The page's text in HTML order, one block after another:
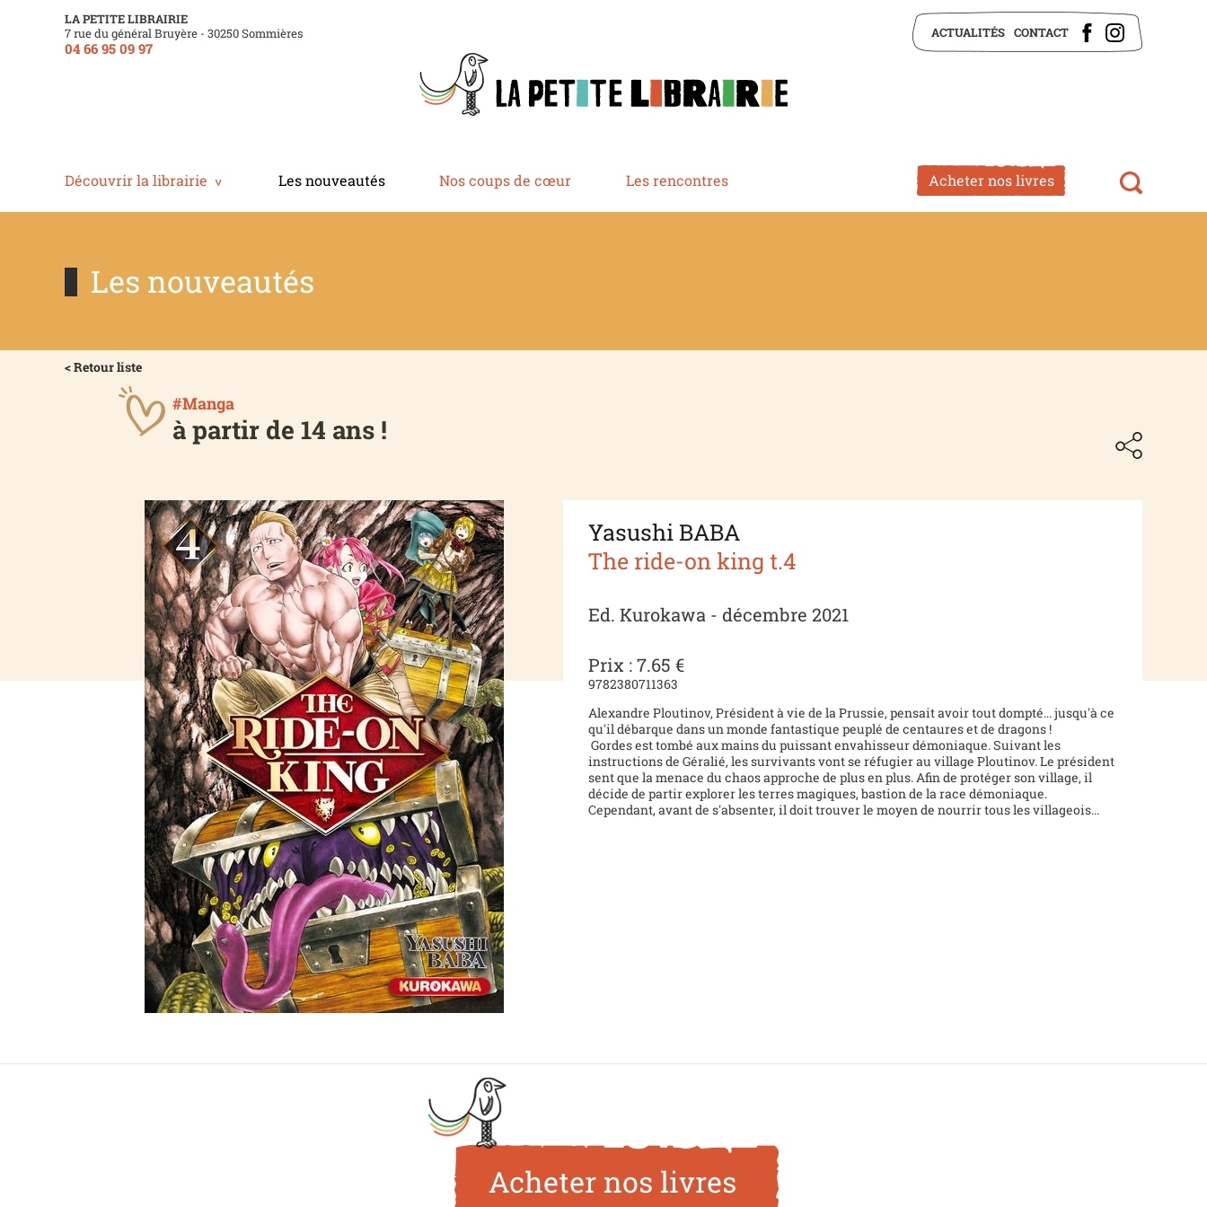
LA PETITE LIBRAIRIE
7 rue du général Bruyère - 30250 Sommières
04 66 95 09 97
ACTUALITÉS CONTACT
Découvrir la librairie Les nouveautés Nos coups de cœur Les rencontres Acheter nos livres
Les nouveautés
< Retour liste
#Manga
à partir de 14 ans !
Yasushi BABA
The ride-on king t.4
Ed. Kurokawa - décembre 2021
Prix : 7.65 €
9782380711363
Alexandre Ploutinov, Président à vie de la Prussie, pensait avoir tout dompté... jusqu'à ce
qu'il débarque dans un monde fantastique peuplé de centaures et de dragons !
Gordes est tombé aux mains du puissant envahisseur démoniaque. Suivant les
instructions de Géralié, les survivants vont se réfugier au village Ploutinov. Le président
sent que la menace du chaos approche de plus en plus. Afin de protéger son village, il
décide de partir explorer les terres magiques, bastion de la race démoniaque.
Cependant, avant de s'absenter, il doit trouver le moyen de nourrir tous les villageois...
Acheter nos livres